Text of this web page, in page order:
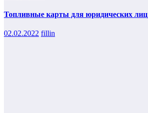
Топливные карты для юридических лиц
02.02.2022 fillin